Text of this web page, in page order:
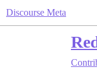
Discourse Meta